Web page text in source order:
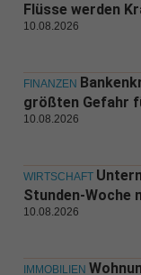
Flüsse werden
10.08.2026
FINANZEN
größten Gefahr
10.08.2026
WIRTSCHAFT
Stunden-Woche
10.08.2026
IMMOBILIEN